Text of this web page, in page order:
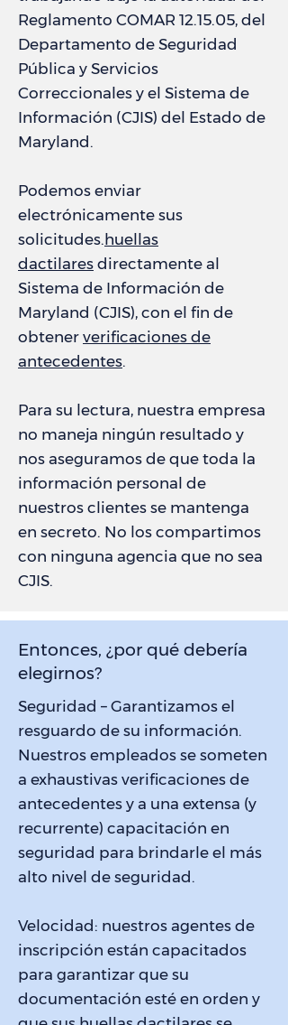
Reglamento COMAR 12.15.05, del
Departamento de Seguridad
Pública y Servicios
Correccionales y el Sistema de
Información (CJIS) del Estado de
Maryland.
Podemos enviar
electrónicamente sus
solicitudes. huellas
dactilares directamente al
Sistema de Información de
Maryland (CJIS), con el fin de
obtener verificaciones de
antecedentes.
Para su lectura, nuestra empresa
no maneja ningún resultado y
nos aseguramos de que toda la
información personal de
nuestros clientes se mantenga
en secreto. No los compartimos
con ninguna agencia que no sea
CJIS.
Entonces, ¿por qué debería
elegirnos?
Seguridad – Garantizamos el
resguardo de su información.
Nuestros empleados se someten
a exhaustivas verificaciones de
antecedentes y a una extensa (y
recurrente) capacitación en
seguridad para brindarle el más
alto nivel de seguridad.
Velocidad: nuestros agentes de
inscripción están capacitados
para garantizar que su
documentación esté en orden y